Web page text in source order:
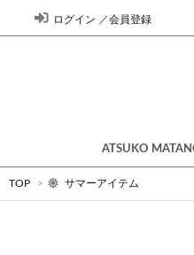
ログイン ／会員登録
ATSUKO
TOP > サマーアイテム